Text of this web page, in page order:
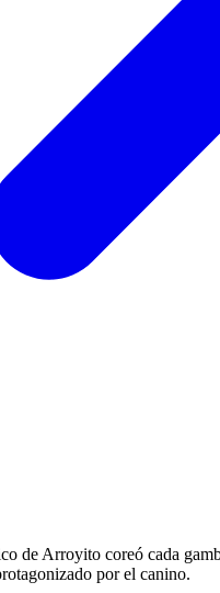
de Arroyito coreó cada
por el canino.